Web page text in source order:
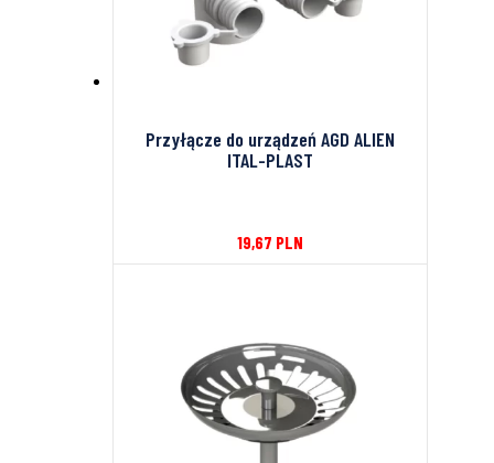
Przyłącze do urządzeń AGD ALIEN
ITAL-PLAST
19,67 PLN